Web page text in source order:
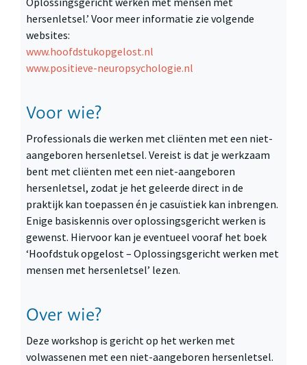
hersenletsel.’ Voor meer informatie zie volgende
websites:
www.hoofdstukopgelost.nl
www.positieve-neuropsychologie.nl
Voor wie?
Professionals die werken met cliënten met een niet-
aangeboren hersenletsel. Vereist is dat je werkzaam
bent met cliënten met een niet-aangeboren
hersenletsel, zodat je het geleerde direct in de
praktijk kan toepassen én je casuïstiek kan inbrengen.
Enige basiskennis over oplossingsgericht werken is
gewenst. Hiervoor kan je eventueel vooraf het boek
‘Hoofdstuk opgelost – Oplossingsgericht werken met
mensen met hersenletsel’ lezen.
Over wie?
Deze workshop is gericht op het werken met
volwassenen met een niet-aangeboren hersenletsel.